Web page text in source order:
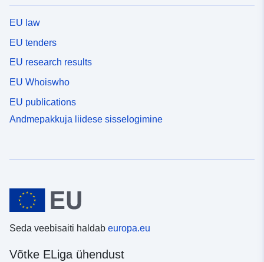
EU law
EU tenders
EU research results
EU Whoiswho
EU publications
Andmepakkuja liidese sisselogimine
Seda veebisaiti haldab europa.eu
Võtke ELiga ühendust